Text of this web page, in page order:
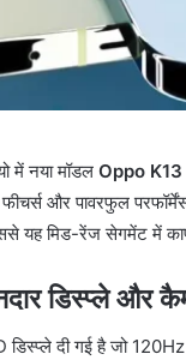
में नया मॉडल Oppo
और पावरफुल
यह मिड-रेंज सेगमेंट में
डिस्प्ले और
दी गई है जो